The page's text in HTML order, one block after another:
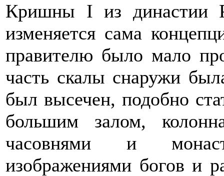
Кришны I из династии
изменяется сама
правителю было мало
часть скалы снаружи
был высечен, подобно
большим залом,
часовнями и
изображениями богов и